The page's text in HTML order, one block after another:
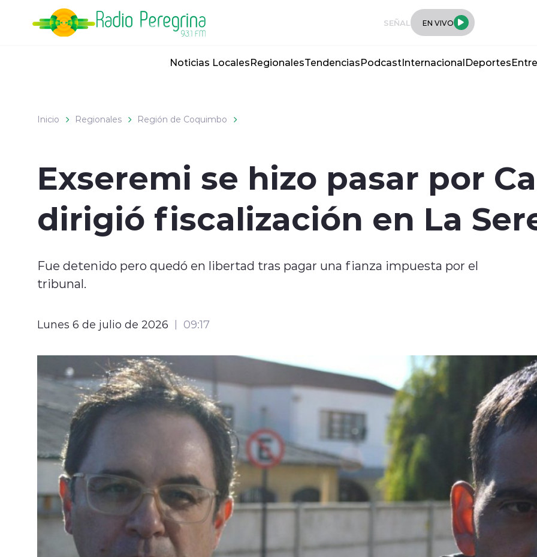
SEÑAL EN VIVO
Noticias LocalesRegionalesTendenciasPodcastInternacionalDeportes
Inicio Regionales Región de Coquimbo
Exseremi se hizo pasar por
dirigió fiscalización en La
Fue detenido pero quedó en libertad tras pagar una fianza impuesta por el
tribunal.
Lunes 6 de julio de 2026 09:17